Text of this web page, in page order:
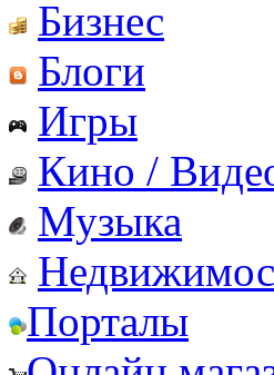
Бизнес
Блоги
Игры
Кино /
Музыка
Порталы